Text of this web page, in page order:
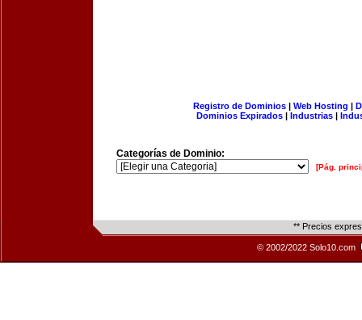
Registro de Dominios| Web Hosting |
Dominios Expirados | Industrias |
Categorías de Dominio:
[Pág.
** Precios
© 2002/2022 Solo10.com